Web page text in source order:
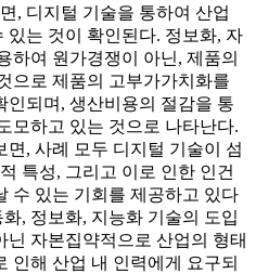
, 디지털 기술을 통하여 산업
있는 것이 확인된다. 정보화, 자
하여 원가경쟁이 아닌, 제품의
으로 제품의 고부가가치화를
인되며, 생산비용의 절감을 통
모하고 있는 것으로 나타난다.
면, 사례 모두 디지털 기술이 섬
특성, 그리고 이로 인한 인건
수 있는 기회를 제공하고 있다
, 정보화, 지능화 기술의 도입
닌 자본집약적으로 산업의 형태
인해 산업 내 인력에게 요구되